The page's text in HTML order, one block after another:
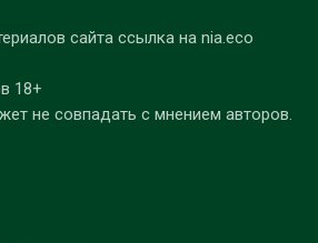
сайта ссылка на nia.eco
18+
не совпадать с мнением авторов.